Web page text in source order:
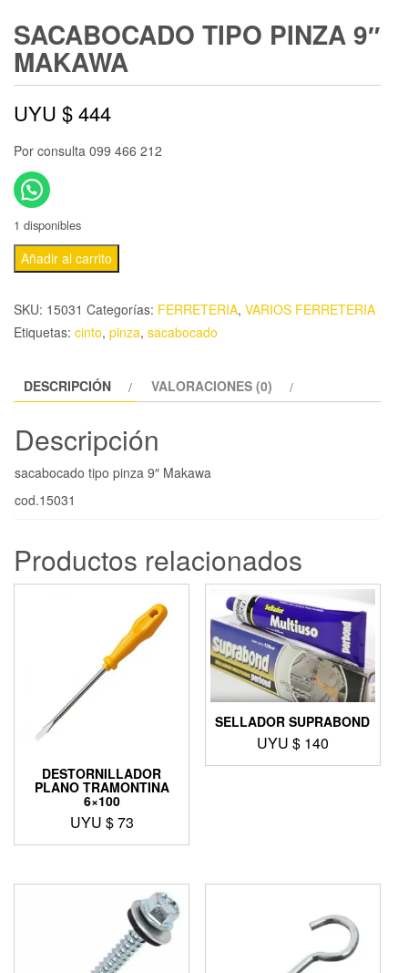
SACABOCADO TIPO PINZA 9″
MAKAWA
UYU $444
Por consulta 099 466 212
1 disponibles
Añadir al carrito
SKU: 15031 Categorías: FERRETERIA, VARIOS FERRETERIA
Etiquetas: cinto, pinza, sacabocado
DESCRIPCIÓN VALORACIONES (0)
Descripción
sacabocado tipo pinza 9″ Makawa
cod.15031
Productos relacionados
DESTORNILLADOR
PLANO TRAMONTINA
6×100
UYU $73
SELLADOR SUPRABOND
UYU $ 140